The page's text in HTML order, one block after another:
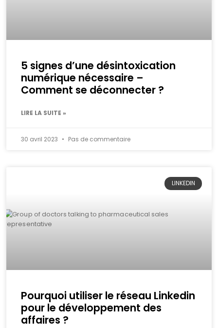
5 signes d’une désintoxication
numérique nécessaire –
Comment se déconnecter ?
LIRE LA SUITE »
30 avril 2023 Pas de commentaire
LINKEDIN
Pourquoi utiliser le réseau Linkedin
pour le développement des
affaires ?